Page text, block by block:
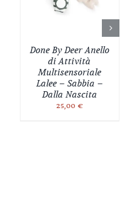
Done By Deer Anello
di Attività
Multisensoriale
Lalee – Sabbia –
Dalla Nascita
25,00 €